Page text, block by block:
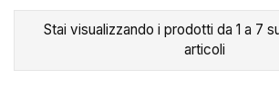
Stai visualizzando i prodotti da 1 a 7
articoli